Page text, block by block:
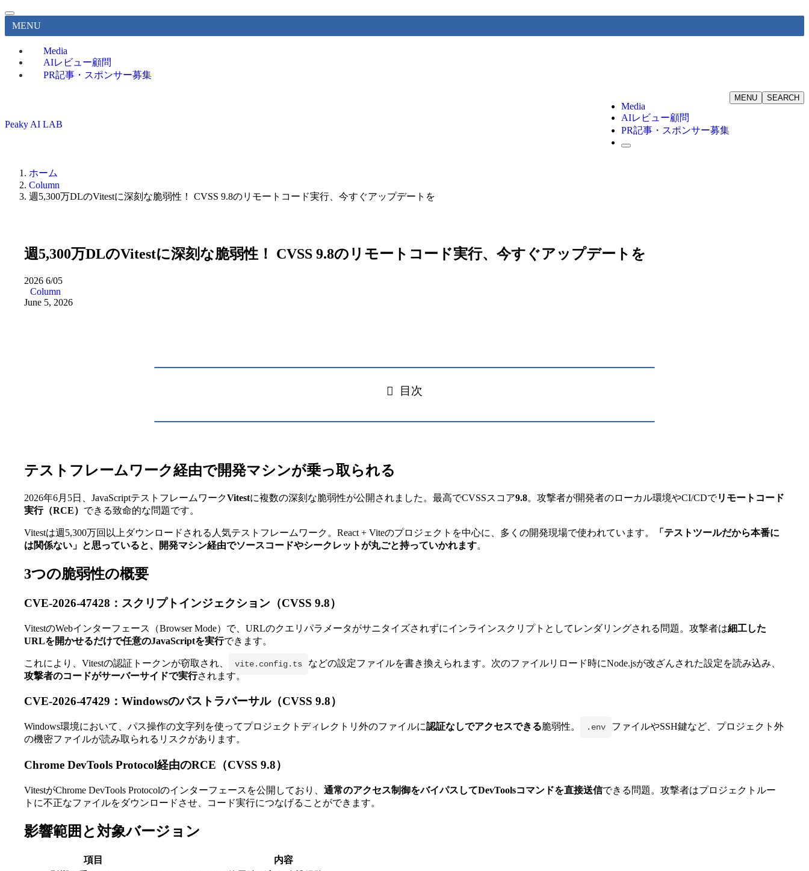
MENU
Media
AIレビュー顧問
PR記事・スポンサー募集
Peaky AI LAB
Media
AIレビュー顧問
PR記事・スポンサー募集
SEARCH
MENU
ホーム
Column
週5,300万DLのVitestに深刻な脆弱性！ CVSS 9.8のリモートコード実行、今すぐアップデートを
週5,300万DLのVitestに深刻な脆弱性！ CVSS 9.8のリモートコード実行、今すぐアップデートを
2026 6/05
Column
June 5, 2026
目次
テストフレームワーク経由で開発マシンが乗っ取られる
2026年6月5日、JavaScriptテストフレームワークVitestに複数の深刻な脆弱性が公開されました。最高でCVSSスコア9.8。攻撃者が開発者のローカル環境やCI/CDでリモートコード
実行（RCE） できる致命的な問題です。
Vitestは週5,300万回以上ダウンロードされる人気テストフレームワーク。React + Viteのプロジェクトを中心に、多くの開発現場で使われています。
「テストツールだから本番に
は関係ない」と思っていると、開発マシン経由でソースコードやシークレットが丸ごと持っていかれます。
3つの脆弱性の概要
CVE-2026-47428：スクリプトインジェクション（CVSS 9.8）
VitestのWebインターフェース（Browser Mode）で、URLのクエリパラメータがサニタイズされずにインラインスクリプトとしてレンダリングされる問題。攻撃者は細工した
URLを開かせるだけで任意のJavaScriptを実行できます。
これにより、Vitestの認証トークンが窃取され、 vite.config.ts
などの設定ファイルを書き換えられます。次のファイルリロード時にNode.jsが改ざんされた設定を読み込み、
攻撃者のコードがサーバーサイドで実行されます。
CVE-2026-47429：Windowsのパストラバーサル（CVSS 9.8）
Windows環境において、パス操作の文字列を使ってプロジェクトディレクトリ外のファイルに認証なしでアクセスできる脆弱性。 .env
ファイルやSSH鍵など、プロジェクト外
の機密ファイルが読み取られるリスクがあります。
Chrome DevTools Protocol経由のRCE（CVSS 9.8）
VitestがChrome DevTools Protocolのインターフェースを公開しており、 通常のアクセス制御をバイパスしてDevToolsコマンドを直接送信できる問題。攻撃者はプロジェクトルー
トに不正なファイルをダウンロードさせ、コード実行につなげることができます。
影響範囲と対象バージョン
項目
内容